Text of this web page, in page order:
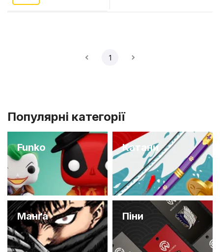
1
Популярні категорії
Funko Катани
Манґа Піни